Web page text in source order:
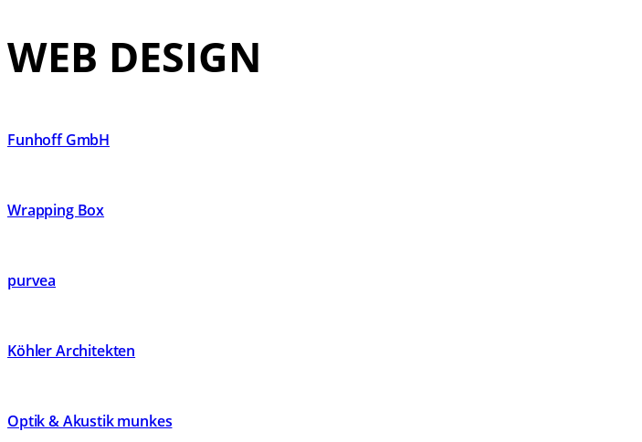
WEB DESIGN
Funhoff GmbH
Wrapping Box
purvea
Köhler Architekten
Optik & Akustik munkes